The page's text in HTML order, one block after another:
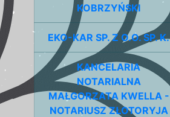
KOBRZYŃSKI
EKO-KAR SP. Z O.O. SP. K.
KANCELARIA
NOTARIALNA
MAŁGORZATA KWELLA -
NOTARIUSZ ZŁOTORYJA